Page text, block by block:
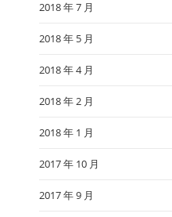
2018 年 7 月
2018 年 5 月
2018 年 4 月
2018 年 2 月
2018 年 1 月
2017 年 10 月
2017 年 9 月